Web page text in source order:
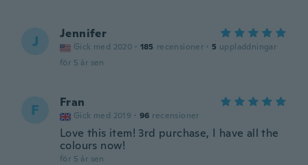
J Jennifer
Gick med 2020 · 185 recensioner · 5 uppladdningar
för 5 år sen
F Fran
Gick med 2019 · 96 recensioner
Love this item! 3rd purchase, I have all the
colours now!
för 5 år sen